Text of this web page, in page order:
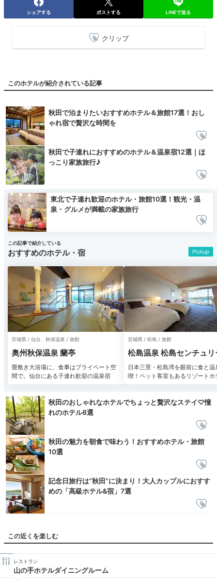
シェアする ポストする LINEで送る
クリップ
このホテルが紹介されている記事
秋田で泊まりたいおすすめホテル＆旅館17選！おし
ゃれ宿で贅沢な時間を
秋田で子連れにおすすめのホテル＆温泉宿12選｜ほ
っこり家族旅行♪
東北で子連れ歓迎のホテル・旅館10選！観光・温
泉・グルメが満載の家族旅行
Pickup
この記事で紹介している
おすすめのホテル・宿
宮城県 / 仙台、秋保温泉 / 旅館
奥州秋保温泉 蘭亭
畳敷き大浴場に、食事はプライベート空
間で。仙台にある子連れ歓迎の温泉宿
宮城県 / 松島 / 旅館
松島温泉 松島センチュリ
テル
日本三景・松島湾を眼前に食と温
喫！ペット客室もあるリゾートホ
秋田のおしゃれなホテルでちょっと贅沢なステイ♡憧
れのホテル8選
秋田の魅力を朝食で味わう！おすすめホテル・旅館
10選
記念日旅行は“秋田”に決まり！大人カップルにおすす
めの「高級ホテル&宿」7選
この近くを楽しむ
レストラン
山の手ホテルダイニングルーム